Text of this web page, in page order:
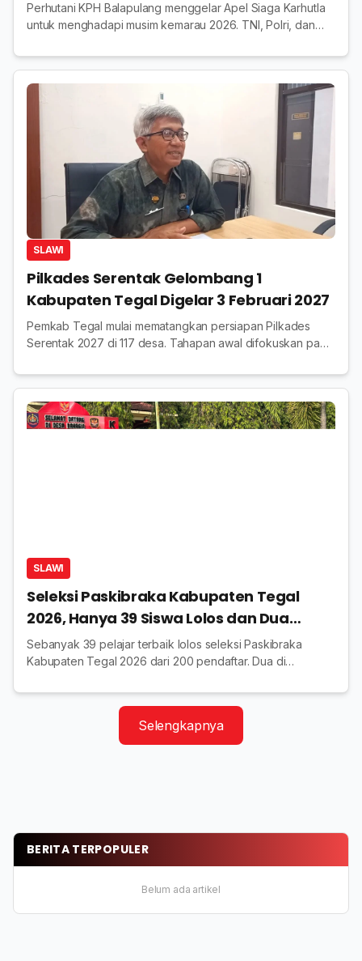
Perhutani KPH Balapulang menggelar Apel Siaga Karhutla
untuk menghadapi musim kemarau 2026. TNI, Polri, dan
kebakaran hutan.
SLAWI
Pilkades Serentak Gelombang 1
Kabupaten Tegal Digelar 3 Februari 2027
Pemkab Tegal mulai mematangkan persiapan Pilkades
Serentak 2027 di 117 desa. Tahapan awal difokuskan pada
pihak.
SLAWI
Seleksi Paskibraka Kabupaten Tegal
2026, Hanya 39 Siswa Lolos dan Dua
Melaju ke Tingkat Jateng
Sebanyak 39 pelajar terbaik lolos seleksi Paskibraka
Kabupaten Tegal 2026 dari 200 pendaftar. Dua di
Tengah.
Selengkapnya
BERITA TERPOPULER
Belum ada artikel